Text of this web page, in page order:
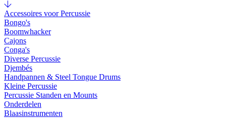
Accessoires voor Percussie
Bongo's
Boomwhacker
Cajons
Conga's
Diverse Percussie
Djembés
Handpannen & Steel Tongue Drums
Kleine Percussie
Percussie Standen en Mounts
Onderdelen
Blaasinstrumenten